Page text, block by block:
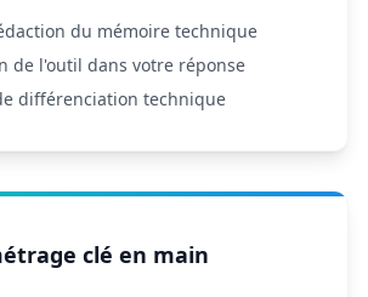
du mémoire technique
de l'outil dans votre réponse
différenciation technique
clé en main